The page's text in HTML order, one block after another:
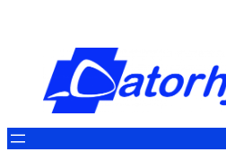
innehåll